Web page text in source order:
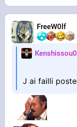
FreeW0lf
J ai failli